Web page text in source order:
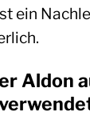
ein
Aldon